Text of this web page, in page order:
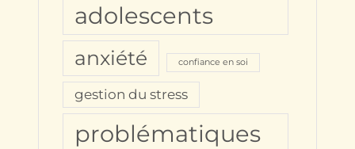
adolescents
anxiété confiance en soi
gestion du stress
problématiques